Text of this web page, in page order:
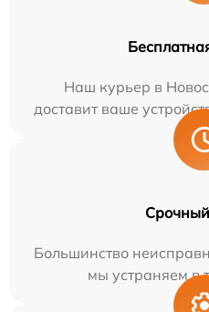
Наш курьер в
доставит ваше
Большинство
мы устраняем в